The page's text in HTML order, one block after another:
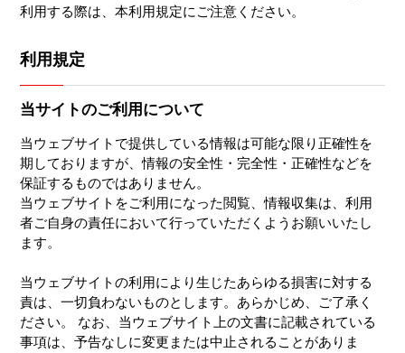
利用する際は、本利用規定にご注意ください。
利用規定
当サイトのご利用について
当ウェブサイトで提供している情報は可能な限り正確性を
期しておりますが、情報の安全性・完全性・正確性などを
保証するものではありません。
当ウェブサイトをご利用になった閲覧、情報収集は、利用
者ご自身の責任において行っていただくようお願いいたし
ます。
当ウェブサイトの利用により生じたあらゆる損害に対する
責は、一切負わないものとします。あらかじめ、ご了承く
ださい。 なお、当ウェブサイト上の文書に記載されている
事項は、予告なしに変更または中止されることがありま